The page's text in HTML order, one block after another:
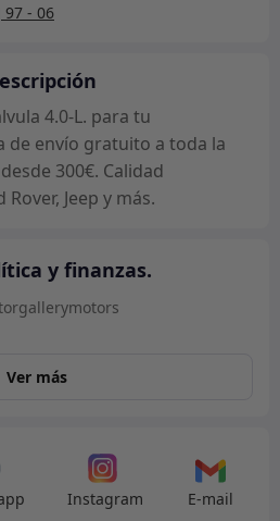
97 - 06
4.0-L. para tu
envío gratuito a toda la
300€. Calidad
Jeep y más.
y finanzas.
Ver más
Instagram E-mail